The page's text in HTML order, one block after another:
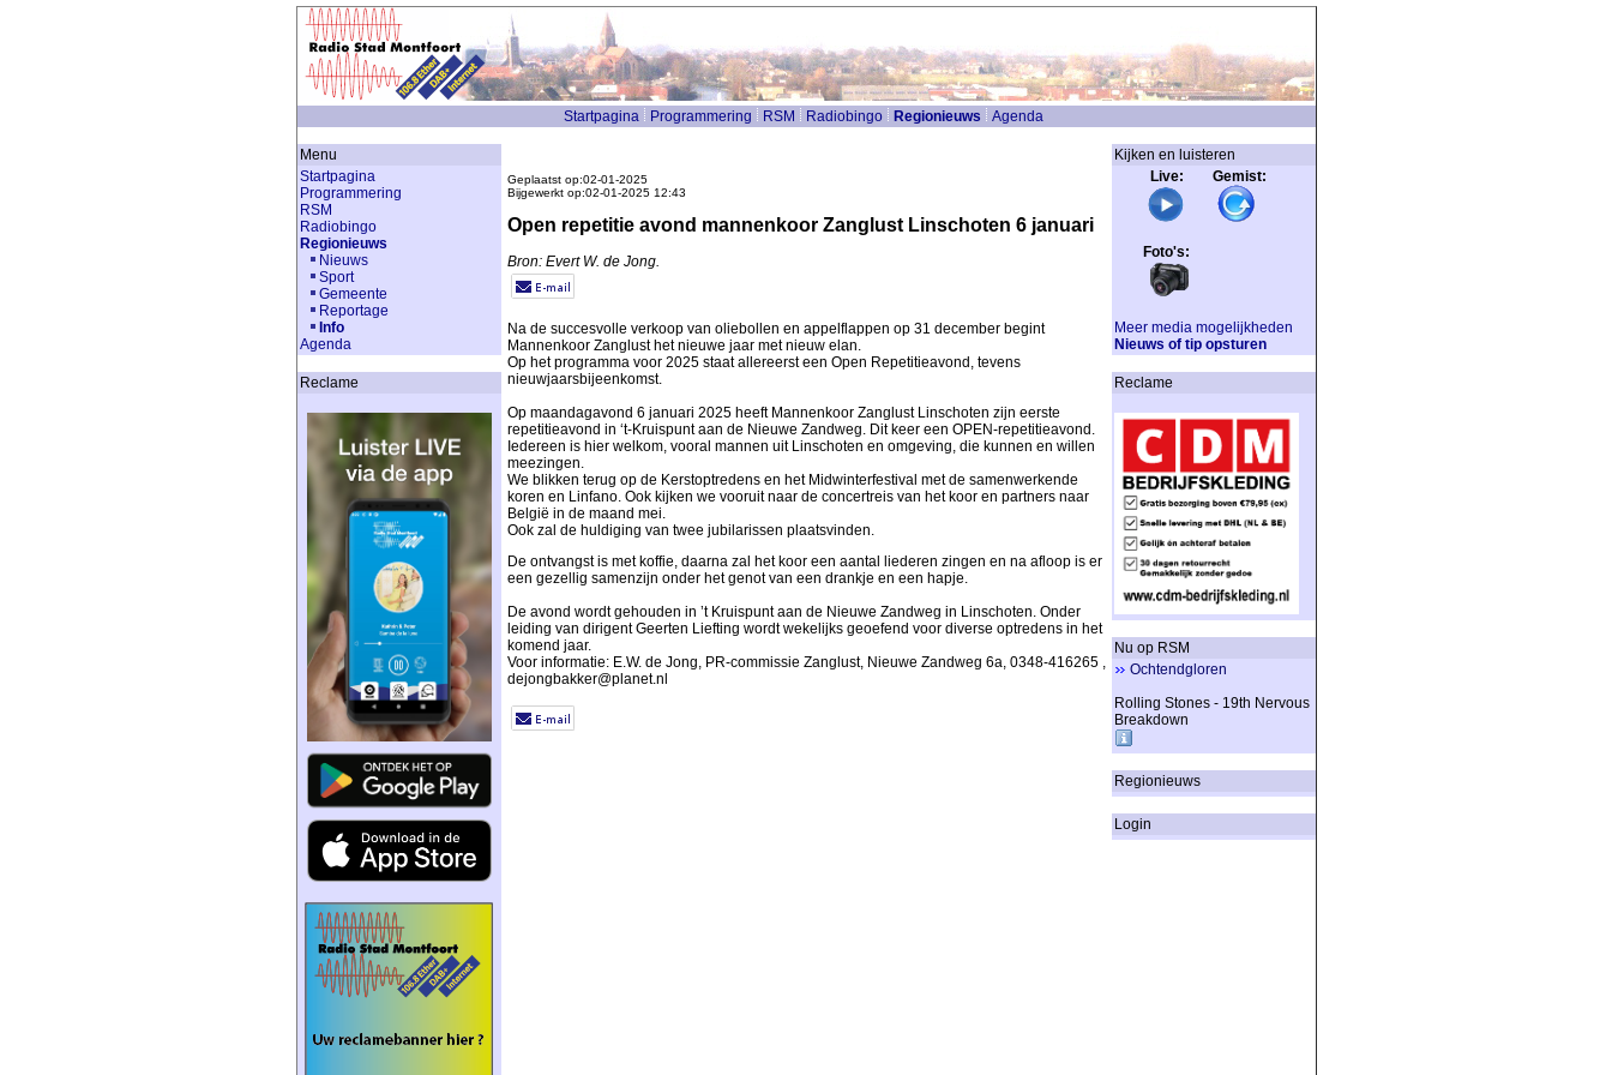
Startpagina Programmering RSM Radiobingo Regionieuws Agenda
Menu
Startpagina
Programmering
RSM
Radiobingo
Regionieuws
Nieuws
Sport
Gemeente
Reportage
Info
Agenda
Reclame
Geplaatst op:02-01-2025
Bijgewerkt op:02-01-2025 12:43
Open repetitie avond mannenkoor Zanglust Linschoten 6 januari
Bron: Evert W. de Jong.
Na de succesvolle verkoop van oliebollen en appelflappen op 31 december begint
Mannenkoor Zanglust het nieuwe jaar met nieuw elan.
Op het programma voor 2025 staat allereerst een Open Repetitieavond, tevens
nieuwjaarsbijeenkomst.
Op maandagavond 6 januari 2025 heeft Mannenkoor Zanglust Linschoten zijn eerste
repetitieavond in ‘t-Kruispunt aan de Nieuwe Zandweg. Dit keer een OPEN-repetitieavond.
Iedereen is hier welkom, vooral mannen uit Linschoten en omgeving, die kunnen en willen
meezingen.
We blikken terug op de Kerstoptredens en het Midwinterfestival met de samenwerkende
koren en Linfano. Ook kijken we vooruit naar de concertreis van het koor en partners naar
België in de maand mei.
Ook zal de huldiging van twee jubilarissen plaatsvinden.
De ontvangst is met koffie, daarna zal het koor een aantal liederen zingen en na afloop is er
een gezellig samenzijn onder het genot van een drankje en een hapje.
De avond wordt gehouden in ’t Kruispunt aan de Nieuwe Zandweg in Linschoten. Onder
leiding van dirigent Geerten Liefting wordt wekelijks geoefend voor diverse optredens in het
komend jaar.
Voor informatie: E.W. de Jong, PR-commissie Zanglust, Nieuwe Zandweg 6a, 0348-416265 ,
dejongbakker@planet.nl
Kijken en luisteren
Live: Gemist:
Foto's:
Meer media mogelijkheden
Nieuws of tip opsturen
Reclame
Nu op RSM
Ochtendgloren
Rolling Stones - 19th Nervous
Breakdown
Regionieuws
Login